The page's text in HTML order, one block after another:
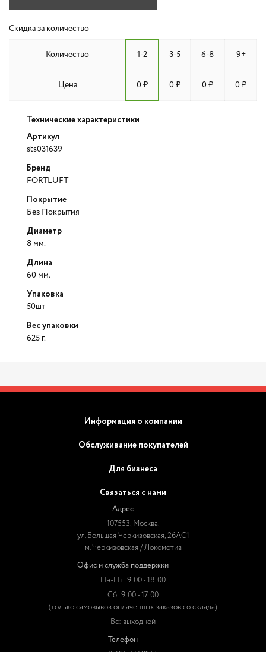
Скидка за количество
Количество 1-2 3-5 6-8 9+
Цена 0 ₽ 0 ₽ 0 ₽ 0 ₽
Технические характеристики
Артикул
sts031639
Бренд
FORTLUFT
Покрытие
Без Покрытия
Диаметр
8 мм.
Длина
60 мм.
Упаковка
50шт
Вес упаковки
625 г.
Информация о компании
Обслуживание покупателей
Для бизнеса
Связаться с нами
Адрес
107553, Москва,
ул. Большая Черкизовская, 26АС1
м. Черкизовская / Локомотив
Офис и служба поддержки
Пн-Пт: 9:00 - 18:00
Сб: 9:00 - 17:00
(только самовывоз оплаченных заказов со склада)
Вс: выходной
Телефон